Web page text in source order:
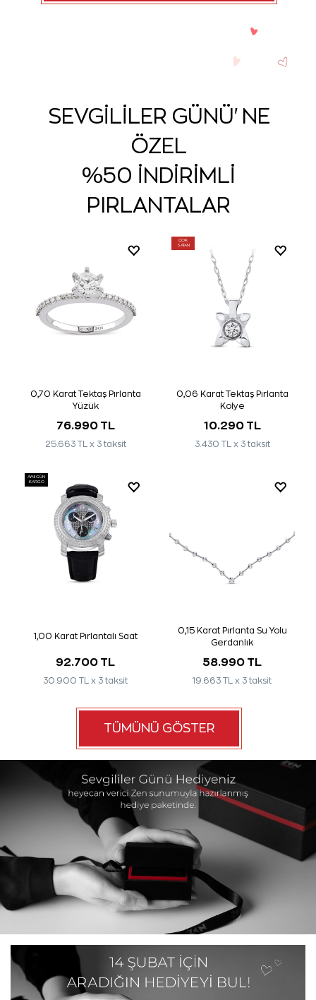
SEVGİLİLER GÜNÜ'NE
ÖZEL
%50 İNDİRİMLİ
PIRLANTALAR
0,70 Karat Tektaş Pırlanta
Yüzük
76.990 TL
25.663 TL x 3 taksit
ÇOK
SATAN
0,06 Karat Tektaş Pırlanta
Kolye
10.290 TL
3.430 TL x 3 taksit
AYNI GÜN
KARGO
1,00 Karat Pırlantalı Saat
92.700 TL
30.900 TL x 3 taksit
0,15 Karat Pırlanta Su Yolu
Gerdanlık
58.990 TL
19.663 TL x 3 taksit
TÜMÜNÜ GÖSTER